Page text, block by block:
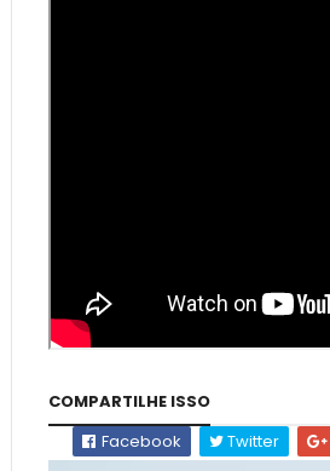
COMPARTILHE ISSO
Facebook
Twitter